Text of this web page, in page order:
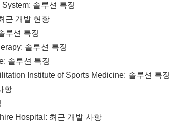
솔루션 특징
근 개발 현황
루션 특징
솔루션 특징
솔루션 특징
Institute of Sports Medicine: 솔루션 특징
항
Hospital: 최근 개발 사항